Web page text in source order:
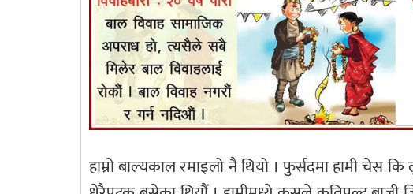
हाम्रो बाल्यकाल रमाइलो नै थियो । फुर्सदमा हामी चेस